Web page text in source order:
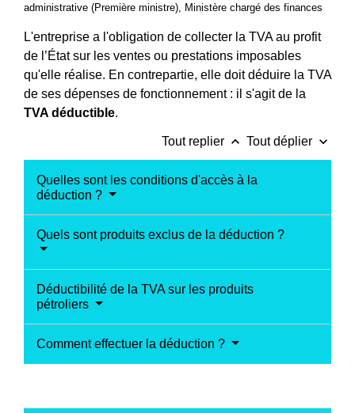
administrative (Première ministre), Ministère chargé des finances
L'entreprise a l'obligation de collecter la TVA au profit
de l’État sur les ventes ou prestations imposables
qu'elle réalise. En contrepartie, elle doit déduire la TVA
de ses dépenses de fonctionnement : il s'agit de la
TVA déductible.
Tout replier keyboard_arrow_up Tout déplier keyboard_arrow_down
Quelles sont les conditions d'accès à la
déduction ?
Quels sont produits exclus de la déduction ?
Déductibilité de la TVA sur les produits
pétroliers
Comment effectuer la déduction ?